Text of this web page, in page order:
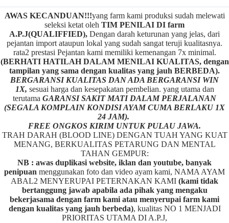
AWAS KECANDUAN!!!yang farm kami produksi sudah melewati
seleksi ketat oleh TIM PENILAI DI farm
A.P.J(QUALIFFIED), Dengan darah keturunan yang jelas, dari
pejantan import ataupun lokal yang sudah sangat teruji kualitasnya.
rata2 prestasi Pejantan kami memiliki kemenangan 7x minimal.
(BERHATI HATILAH DALAM MENILAI KUALITAS, dengan
tampilan yang sama dengan kualitas yang jauh BERBEDA).
BERGARANSI KUALITAS DAN ADA BERGARANSI WIN
1X, sesuai harga dan kesepakatan pembelian. yang utama dan
terutama GARANSI SAKIT MATI DALAM PERJALANAN
(SEGALA KOMPLAIN KONDISI AYAM CUMA BERLAKU 1X
24 JAM).
FREE ONGKOS KIRIM UNTUK PULAU JAWA.
TRAH DARAH (BLOOD LINE) DENGAN TUAH YANG KUAT
MENANG, BERKUALITAS PETARUNG DAN MENTAL
TAHAN GEMPUR:
NB : awas duplikasi website, iklan dan youtube, banyak
penipuan menggunakan foto dan video ayam kami, NAMA AYAM
ABAL2 MENYERUPAI PETERNAKAN KAMI (kami tidak
bertanggung jawab apabila ada pihak yang mengaku
bekerjasama dengan farm kami atau menyerupai farm kami
dengan kualitas yang jauh berbeda), kualitas NO 1 MENJADI
PRIORITAS UTAMA DI A.P.J,